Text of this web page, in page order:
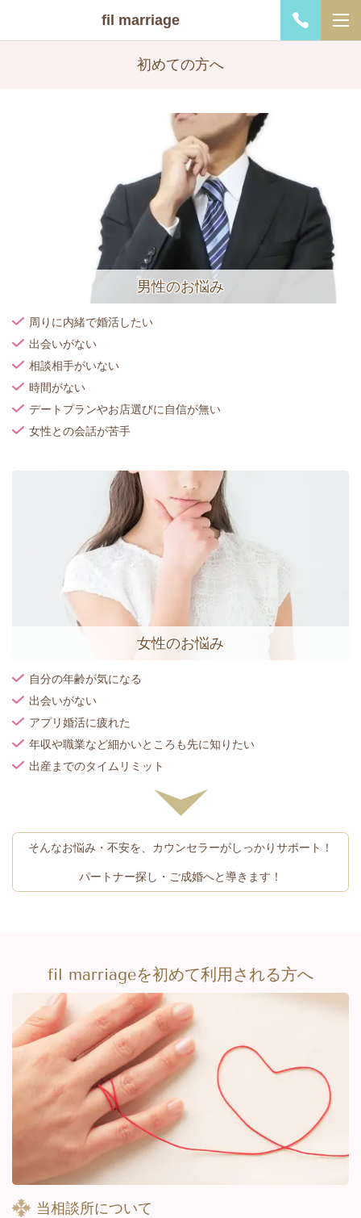
fil marriage
初めての方へ
男性のお悩み
周りに内緒で婚活したい
出会いがない
相談相手がいない
時間がない
デートプランやお店選びに自信が無い
女性との会話が苦手
女性のお悩み
自分の年齢が気になる
出会いがない
アプリ婚活に疲れた
年収や職業など細かいところも先に知りたい
出産までのタイムリミット
そんなお悩み・不安を、カウンセラーがしっかりサポート！
パートナー探し・ご成婚へと導きます！
fil marriageを初めて利用される方へ
当相談所について